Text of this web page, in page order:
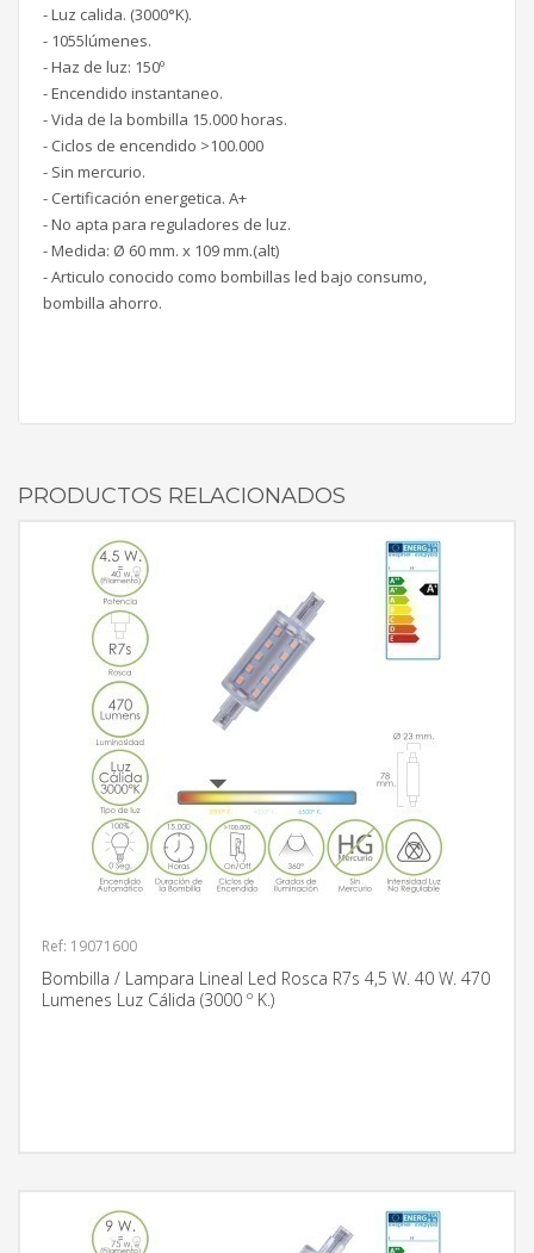
- Luz calida. (3000°K).
- 1055lúmenes.
- Haz de luz: 150º
- Encendido instantaneo.
- Vida de la bombilla 15.000 horas.
- Ciclos de encendido >100.000
- Sin mercurio.
- Certificación energetica. A+
- No apta para reguladores de luz.
- Medida: Ø 60 mm. x 109 mm.(alt)
- Articulo conocido como bombillas led bajo consumo,
bombilla ahorro.
PRODUCTOS RELACIONADOS
Ref: 19071600
Bombilla / Lampara Lineal Led Rosca R7s 4,5 W. 40 W. 470
Lumenes Luz Cálida (3000 º K.)